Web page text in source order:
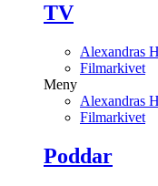
TV
Alexandras
Filmarkivet
Meny
Alexandras
Filmarkivet
Poddar